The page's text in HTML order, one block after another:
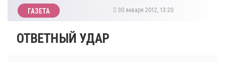
ГАЗЕТА 30 января 2012, 13:20
ОТВЕТНЫЙ УДАР